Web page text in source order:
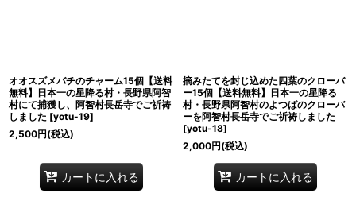
オオスズメバチのチャーム15個【送料
無料】日本一の星降る村・長野県阿智
村にて捕獲し、阿智村長岳寺でご祈祷
しました [yotu-19]
2,500円(税込)
カートに入れる
摘みたてを封じ込めた四葉のクローバ
ー15個【送料無料】日本一の星降る
村・長野県阿智村のよつばのクローバ
ーを阿智村長岳寺でご祈祷しました
[yotu-18]
2,000円(税込)
カートに入れる